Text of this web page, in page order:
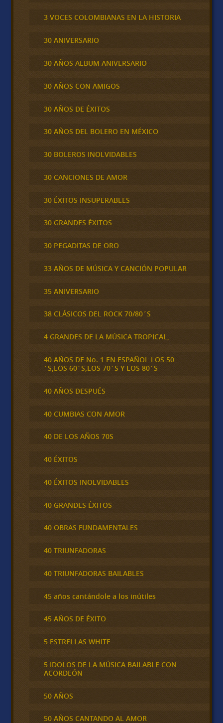
3 VOCES COLOMBIANAS EN LA HISTORIA
30 ANIVERSARIO
30 AÑOS ALBUM ANIVERSARIO
30 AÑOS CON AMIGOS
30 AÑOS DE ÉXITOS
30 AÑOS DEL BOLERO EN MÉXICO
30 BOLEROS INOLVIDABLES
30 CANCIONES DE AMOR
30 ÉXITOS INSUPERABLES
30 GRANDES ÉXITOS
30 PEGADITAS DE ORO
33 AÑOS DE MÚSICA Y CANCIÓN POPULAR
35 ANIVERSARIO
38 CLÁSICOS DEL ROCK 70/80´S
4 GRANDES DE LA MÚSICA TROPICAL,
40 AÑOS DE No. 1 EN ESPAÑOL LOS 50
´S,LOS 60´S,LOS 70´S Y LOS 80´S
40 AÑOS DESPUÉS
40 CUMBIAS CON AMOR
40 DE LOS AÑOS 70S
40 ÉXITOS
40 ÉXITOS INOLVIDABLES
40 GRANDES ÉXITOS
40 OBRAS FUNDAMENTALES
40 TRIUNFADORAS
40 TRIUNFADORAS BAILABLES
45 años cantándole a los inútiles
45 AÑOS DE ÉXITO
5 ESTRELLAS WHITE
5 IDOLOS DE LA MÚSICA BAILABLE CON
ACORDEÓN
50 AÑOS
50 AÑOS CANTANDO AL AMOR